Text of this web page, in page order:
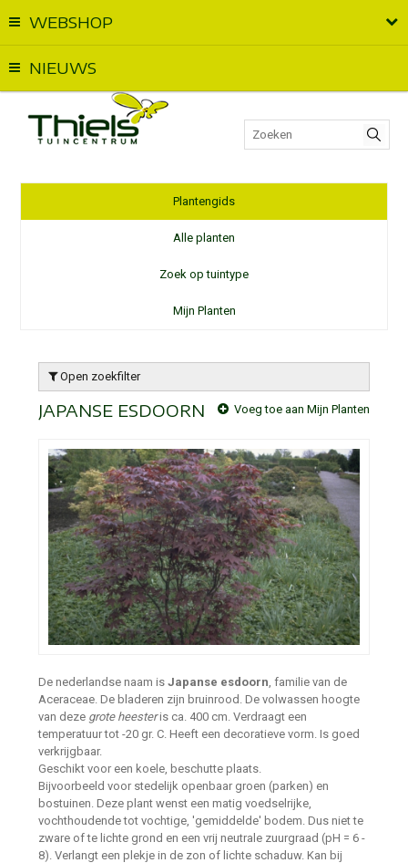
WEBSHOP
NIEUWS
Plantengids
Alle planten
Zoek op tuintype
Mijn Planten
Open zoekfilter
JAPANSE ESDOORN Voeg toe aan Mijn Planten
De nederlandse naam is Japanse esdoorn , familie van de
Aceraceae. De bladeren zijn bruinrood. De volwassen hoogte
van deze grote heesteris ca. 400 cm. Verdraagt een
temperatuur tot -20 gr. C. Heeft een decoratieve vorm. Is goed
verkrijgbaar.
Geschikt voor een koele, beschutte plaats.
Bijvoorbeeld voor stedelijk openbaar groen (parken) en
bostuinen. Deze plant wenst een matig voedselrijke,
vochthoudende tot vochtige, 'gemiddelde' bodem. Dus niet te
zware of te lichte grond en een vrij neutrale zuurgraad (pH = 6 -
8). Verlangt een plekje in de zon of lichte schaduw. Kan bij